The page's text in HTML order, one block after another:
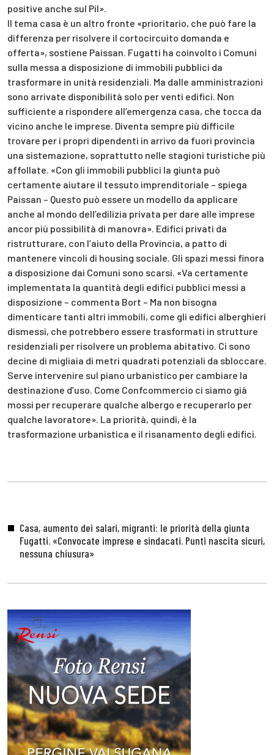
positive anche sul Pil».
Il tema casa è un altro fronte «prioritario, che può fare la
differenza per risolvere il cortocircuito domanda e
offerta», sostiene Paissan. Fugatti ha coinvolto i Comuni
sulla messa a disposizione di immobili pubblici da
trasformare in unità residenziali. Ma dalle amministrazioni
sono arrivate disponibilità solo per venti edifici. Non
sufficiente a rispondere all’emergenza casa, che tocca da
vicino anche le imprese. Diventa sempre più difficile
trovare per i propri dipendenti in arrivo da fuori provincia
una sistemazione, soprattutto nelle stagioni turistiche più
affollate. «Con gli immobili pubblici la giunta può
certamente aiutare il tessuto imprenditoriale – spiega
Paissan – Questo può essere un modello da applicare
anche al mondo dell’edilizia privata per dare alle imprese
ancor più possibilità di manovra». Edifici privati da
ristrutturare, con l’aiuto della Provincia, a patto di
mantenere vincoli di housing sociale. Gli spazi messi finora
a disposizione dai Comuni sono scarsi. «Va certamente
implementata la quantità degli edifici pubblici messi a
disposizione – commenta Bort – Ma non bisogna
dimenticare tanti altri immobili, come gli edifici alberghieri
dismessi, che potrebbero essere trasformati in strutture
residenziali per risolvere un problema abitativo. Ci sono
decine di migliaia di metri quadrati potenziali da sbloccare.
Serve intervenire sul piano urbanistico per cambiare la
destinazione d’uso. Come Confcommercio ci siamo già
mossi per recuperare qualche albergo e recuperarlo per
qualche lavoratore». La priorità, quindi, è la
trasformazione urbanistica e il risanamento degli edifici.
Casa, aumento dei salari, migranti: le priorità della giunta
Fugatti. «Convocate imprese e sindacati. Punti nascita sicuri,
nessuna chiusura»